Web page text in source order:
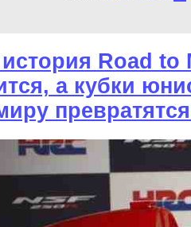
Road to
а кубки